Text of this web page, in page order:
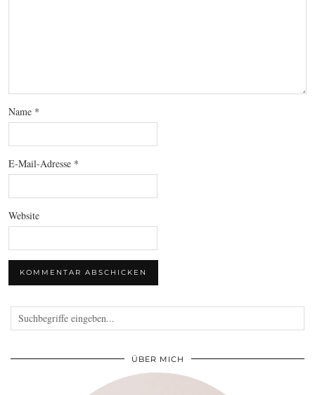
Name *
E-Mail-Adresse *
Website
ÜBER MICH